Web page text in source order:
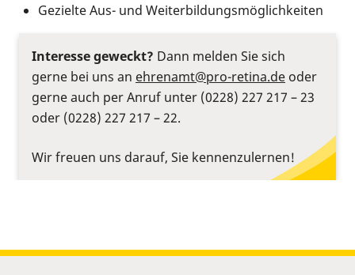
Gezielte Aus- und Weiterbildungsmöglichkeiten
Interesse geweckt? Dann melden Sie sich
gerne bei uns an ehrenamt@pro-retina.de oder
gerne auch per Anruf unter (0228) 227 217 – 23
oder (0228) 227 217 – 22.
Wir freuen uns darauf, Sie kennenzulernen!